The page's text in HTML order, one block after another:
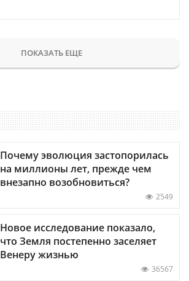
ПОКАЗАТЬ ЕЩЕ
Почему эволюция застопорилась
на миллионы лет, прежде чем
внезапно возобновиться?
2549
Новое исследование показало,
что Земля постепенно заселяет
Венеру жизнью
36567